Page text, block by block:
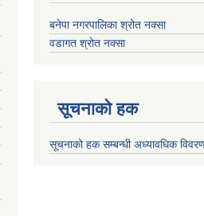
बनेपा नगरपालिका श्रोत नक्सा
वडागत श्रोत नक्सा
सूचनाको हक
सूचनाको हक सम्बन्धी अध्यावधिक